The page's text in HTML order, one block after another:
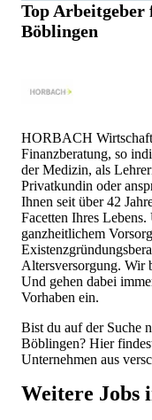
Das
Böblingen ist 2.451 €.
Top Arbeitgeber
Böblingen
HORBACH
Finanzberatung, so
der Medizin, als
Privatkundin oder
Ihnen seit über 42
Facetten Ihres
ganzheitlichem
Altersversorgung. Wir
Und gehen dabei
Vorhaben ein.
Bist du auf der Suche
Böblingen? Hier
Unternehmen aus
Weitere Jobs